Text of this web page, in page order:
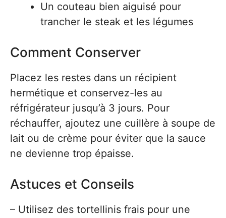
Un couteau bien aiguisé pour
trancher le steak et les légumes
Comment Conserver
Placez les restes dans un récipient
hermétique et conservez-les au
réfrigérateur jusqu’à 3 jours. Pour
réchauffer, ajoutez une cuillère à soupe de
lait ou de crème pour éviter que la sauce
ne devienne trop épaisse.
Astuces et Conseils
– Utilisez des tortellinis frais pour une